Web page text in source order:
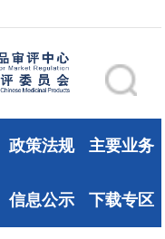
政策法规 主要业务
信息公示 下载专区